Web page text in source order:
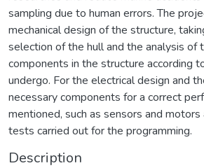
sampling due to human errors. The
mechanical design of the structure,
selection of the hull and the analysis of
components in the structure according
undergo. For the electrical design and
necessary components for a correct
mentioned, such as sensors and
tests carried out for the programming.
Description